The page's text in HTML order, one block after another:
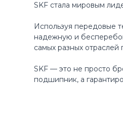
SKF стала мировым
Используя передовые
надежную и
самых разных
SKF — это не просто
подшипник, а